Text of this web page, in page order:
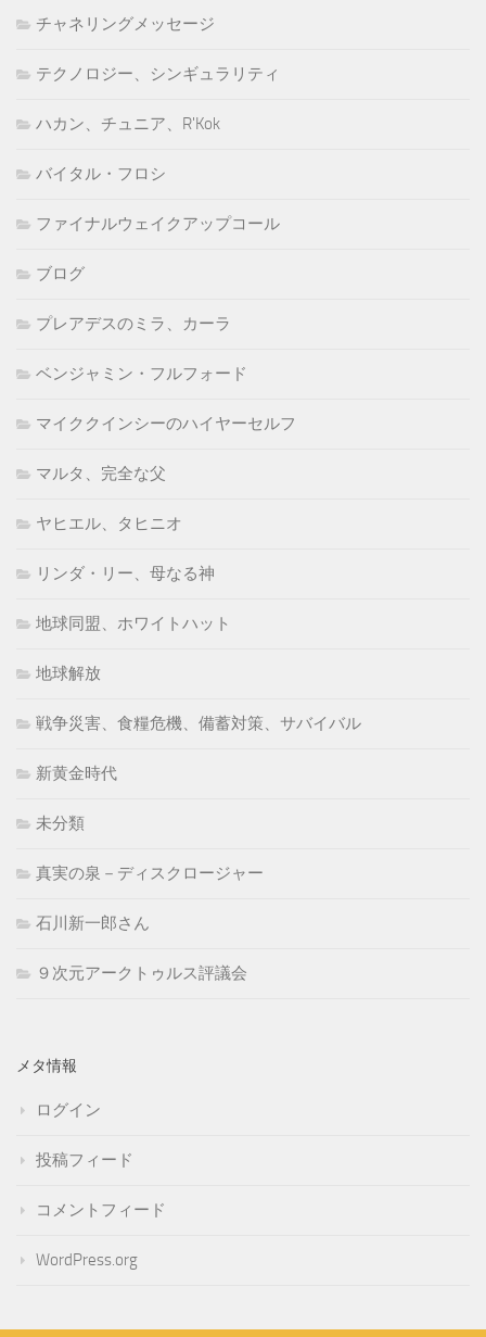
チャネリングメッセージ
テクノロジー、シンギュラリティ
ハカン、チュニア、R'Kok
バイタル・フロシ
ファイナルウェイクアップコール
ブログ
プレアデスのミラ、カーラ
ベンジャミン・フルフォード
マイククインシーのハイヤーセルフ
マルタ、完全な父
ヤヒエル、タヒニオ
リンダ・リー、母なる神
地球同盟、ホワイトハット
地球解放
戦争災害、食糧危機、備蓄対策、サバイバル
新黄金時代
未分類
真実の泉－ディスクロージャー
石川新一郎さん
９次元アークトゥルス評議会
メタ情報
ログイン
投稿フィード
コメントフィード
WordPress.org